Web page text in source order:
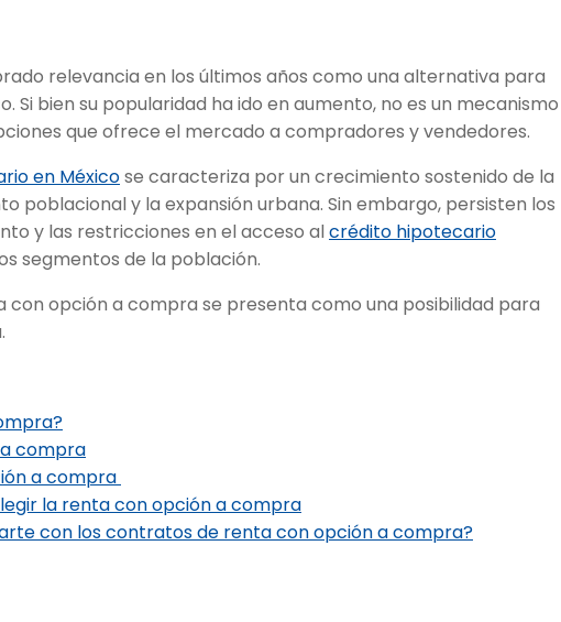
relevancia en los últimos años como una alternativa para
Si bien su popularidad ha ido en aumento, no es un mecanismo
que ofrece el mercado a compradores y vendedores.
en Méxicose caracteriza por un crecimiento sostenido de la
poblacional y la expansión urbana. Sin embargo, persisten los
y las restricciones en el acceso alcrédito hipotecario
segmentos de la población.
con opción a compra se presenta como una posibilidad para
compra
a compra
la renta con opción a compra
con los contratos de renta con opción a compra?